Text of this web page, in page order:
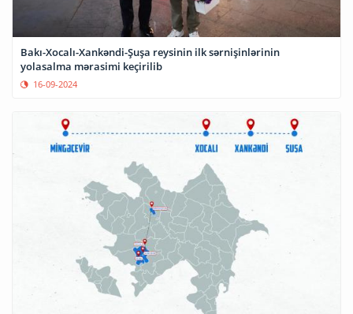
Bakı-Xocalı-Xankəndi-Şuşa reysinin ilk sərnişinlərinin
yolasalma mərasimi keçirilib
16-09-2024